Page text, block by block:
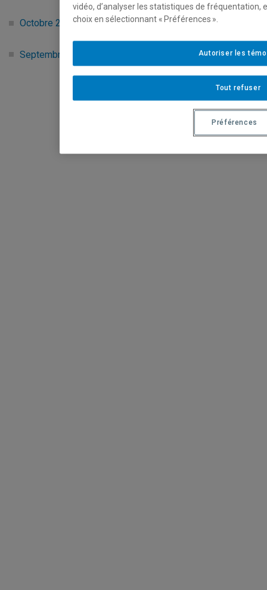
Octobre 2025
Septembre 2025
vidéo, d’analyser les statistiques de fréquentation,
choix en sélectionnant « Préférences ».
Tout refuser
Autoriser les
Préférences